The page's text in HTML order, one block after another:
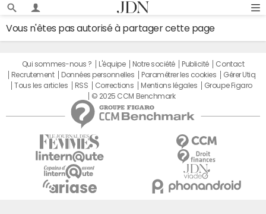
Vous n'êtes pas autorisé à partager cette page
Qui sommes-nous ? L'équipe Notre société Publicité
Contact
Recrutement
Données personnelles Paramétrer les cookies
Gérer Utiq
Tous les articles
RSS Corrections Mentions légales
Groupe Figaro
© 2025 CCM Benchmark